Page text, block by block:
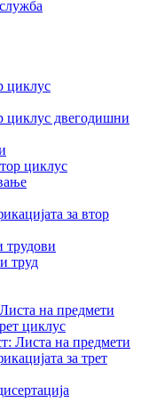
циклус
циклус двегодишни
циклус
за втор
трудови
труд
на предмети
циклус
Листа на предмети
за трет